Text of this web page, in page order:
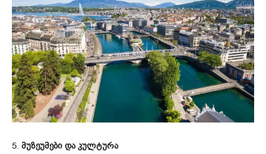
5. მუზეუმები და კულტურა